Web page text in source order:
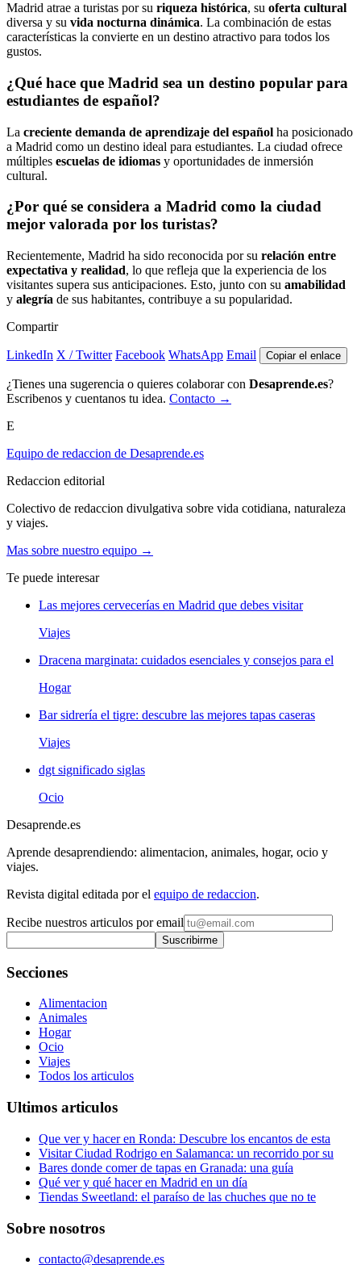
Madrid atrae a turistas por su riqueza histórica, su oferta cultural
diversa y su vida nocturna dinámica. La combinación de estas
características la convierte en un destino atractivo para todos los
gustos.
¿Qué hace que Madrid sea un destino popular para
estudiantes de español?
La creciente demanda de aprendizaje del español ha posicionado
a Madrid como un destino ideal para estudiantes. La ciudad ofrece
múltiples escuelas de idiomas y oportunidades de inmersión
cultural.
¿Por qué se considera a Madrid como la ciudad
mejor valorada por los turistas?
Recientemente, Madrid ha sido reconocida por su relación entre
expectativa y realidad, lo que refleja que la experiencia de los
visitantes supera sus anticipaciones. Esto, junto con su amabilidad
y alegría de sus habitantes, contribuye a su popularidad.
Compartir
LinkedIn X / Twitter Facebook WhatsApp Email Copiar el enlace
¿Tienes una sugerencia o quieres colaborar con Desaprende.es?
Escribenos y cuentanos tu idea. Contacto →
E
Equipo de redaccion de Desaprende.es
Redaccion editorial
Colectivo de redaccion divulgativa sobre vida cotidiana, naturaleza
y viajes.
Mas sobre nuestro equipo →
Te puede interesar
Las mejores cervecerías en Madrid que debes visitar
Viajes
Dracena marginata: cuidados esenciales y consejos para el
Hogar
Bar sidrería el tigre: descubre las mejores tapas caseras
Viajes
dgt significado siglas
Ocio
Desaprende.es
Aprende desaprendiendo: alimentacion, animales, hogar, ocio y
viajes.
Revista digital editada por el equipo de redaccion.
Recibe nuestros articulos por email
Suscribirme
Secciones
Alimentacion
Animales
Hogar
Ocio
Viajes
Todos los articulos
Ultimos articulos
Que ver y hacer en Ronda: Descubre los encantos de esta
Visitar Ciudad Rodrigo en Salamanca: un recorrido por su
Bares donde comer de tapas en Granada: una guía
Qué ver y qué hacer en Madrid en un día
Tiendas Sweetland: el paraíso de las chuches que no te
Sobre nosotros
contacto@desaprende.es